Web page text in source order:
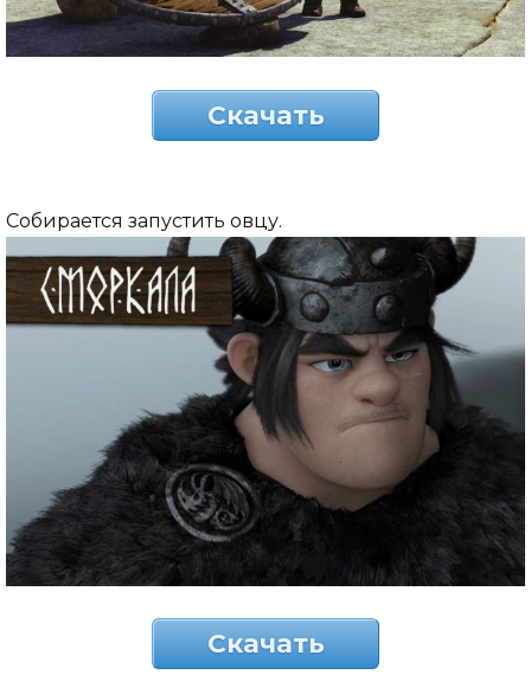
Скачать
Собирается запустить овцу.
Скачать